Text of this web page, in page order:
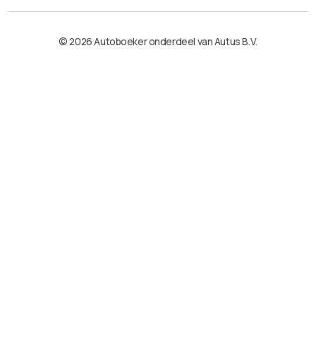
© 2026 Autoboeker onderdeel van Autus B.V.